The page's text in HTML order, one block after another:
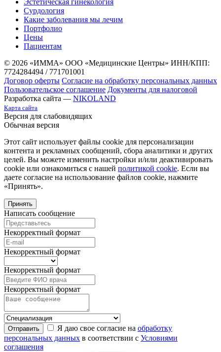
Эстетическая гинекология
Сурдология
Какие заболевания мы лечим
Портфолио
Цены
Пациентам
© 2026 «ИММА» ООО «Медицинские Центры» ИНН/КПП:
7724284494 / 771701001
Договор оферты Согласие на обработку персональных данных
Пользовательское соглашение Документы для налоговой
Разработка сайта — NIKOLAND
Карта сайта
Версия для слабовидящих
Обычная версия
Этот сайт использует файлы cookie для персонализации
контента и рекламных сообщений, сбора аналитики и других
целей. Вы можете изменить настройки и/или деактивировать
cookie или ознакомиться с нашей политикой cookie. Если вы
даете согласие на использование файлов cookie, нажмите
«Принять».
Принять
Написать сообщение
Некорректный формат
Некорректный формат
Некорректный формат
Некорректный формат
Отправить Я даю свое согласие на обработку
персональных данных в соответствии с Условиями
соглашения